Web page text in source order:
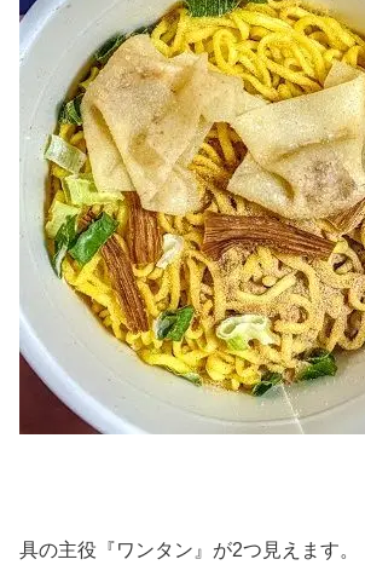
具の主役『ワンタン』が2つ見えます。